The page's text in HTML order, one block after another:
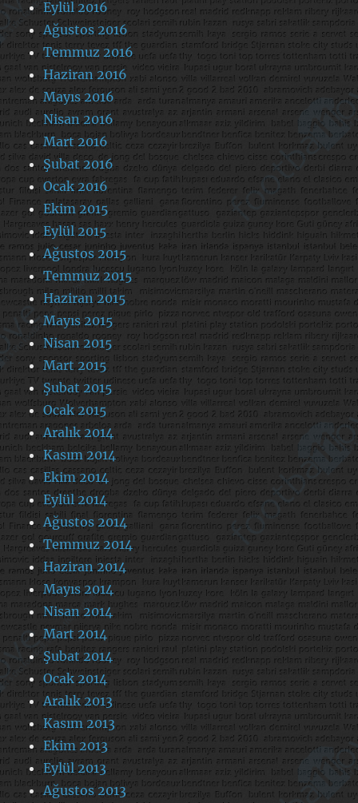
Eylül 2016
Ağustos 2016
Temmuz 2016
Haziran 2016
Mayıs 2016
Nisan 2016
Mart 2016
Şubat 2016
Ocak 2016
Ekim 2015
Eylül 2015
Ağustos 2015
Temmuz 2015
Haziran 2015
Mayıs 2015
Nisan 2015
Mart 2015
Şubat 2015
Ocak 2015
Aralık 2014
Kasım 2014
Ekim 2014
Eylül 2014
Ağustos 2014
Temmuz 2014
Haziran 2014
Mayıs 2014
Nisan 2014
Mart 2014
Şubat 2014
Ocak 2014
Aralık 2013
Kasım 2013
Ekim 2013
Eylül 2013
Ağustos 2013